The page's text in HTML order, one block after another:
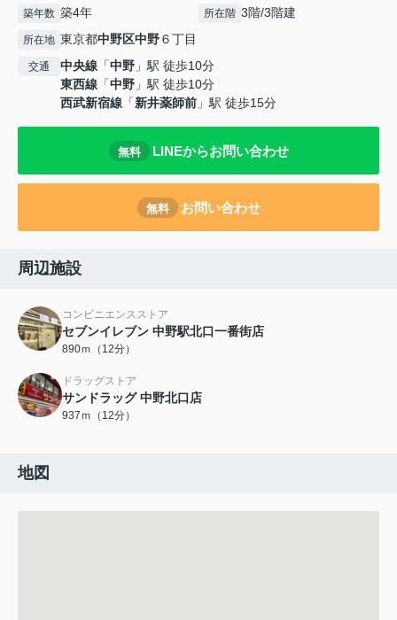
築年数 築4年 所在階 3階/3階建
所在地 東京都中野区中野６丁目
交通 中央線 「中野 」駅 徒歩10分
東西線 「中野 」駅 徒歩10分
西武新宿線 「新井薬師前 」駅 徒歩15分
無料 LINEからお問い合わせ
無料 お問い合わせ
周辺施設
コンビニエンスストア
セブンイレブン 中野駅北口一番街店
890ｍ（12分）
ドラッグストア
サンドラッグ 中野北口店
937ｍ（12分）
地図